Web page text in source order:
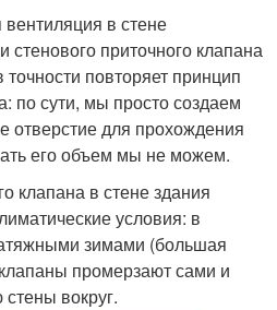
в стене
стенового приточного клапана
повторяет принцип
по сути, мы просто создаем
отверстие для прохождения
его объем мы не можем.
клапана в стене здания
условия: в
зимами (большая
промерзают сами и
вокруг.